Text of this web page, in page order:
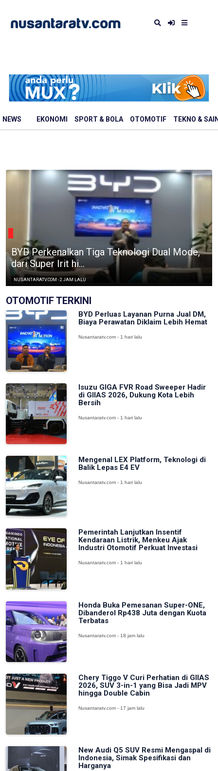
NEWS EKONOMI SPORT & BOLA OTOMOTIF TEKNO &
BYD Perkenalkan Tiga Teknologi Dual Mode,
dari Super Irit hi...
NUSANTARATV.COM - 2 JAM LALU
OTOMOTIF TERKINI
BYD Perluas Layanan Purna Jual DM,
Biaya Perawatan Diklaim Lebih Hemat
Nusantaratv.com - 1 hari lalu
Isuzu GIGA FVR Road Sweeper Hadir
di GIIAS 2026, Dukung Kota Lebih
Bersih
Nusantaratv.com - 1 hari lalu
Mengenal LEX Platform, Teknologi di
Balik Lepas E4 EV
Nusantaratv.com - 1 hari lalu
Pemerintah Lanjutkan Insentif
Kendaraan Listrik, Menkeu Ajak
Industri Otomotif Perkuat Investasi
Nusantaratv.com - 1 hari lalu
Honda Buka Pemesanan Super-ONE,
Dibanderol Rp438 Juta dengan Kuota
Terbatas
Nusantaratv.com - 18 jam lalu
Chery Tiggo V Curi Perhatian di GIIAS
2026, SUV 3-in-1 yang Bisa Jadi MPV
hingga Double Cabin
Nusantaratv.com - 17 jam lalu
New Audi Q5 SUV Resmi Mengaspal di
Indonesia, Simak Spesifikasi dan
Harganya